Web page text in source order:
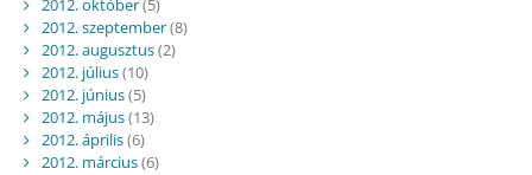
2012. október(5)
2012. szeptember(8)
2012. augusztus(2)
2012. július(10)
2012. június(5)
2012. május(13)
2012. április(6)
2012. március(6)